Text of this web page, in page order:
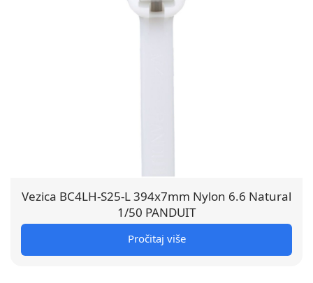
Vezica BC4LH-S25-L 394x7mm Nylon 6.6 Natural
1/50 PANDUIT
Pročitaj više